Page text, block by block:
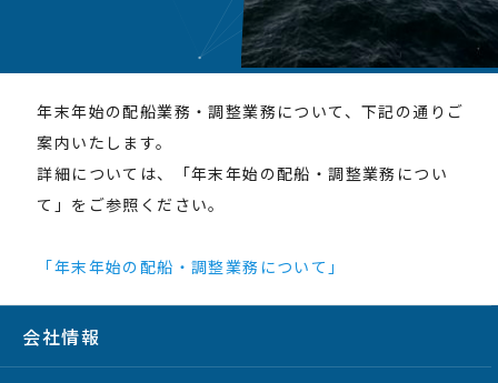
年末年始の配船業務・調整業務について、下記の通りご
案内いたします。
詳細については、「年末年始の配船・調整業務につい
て」をご参照ください。
「年末年始の配船・調整業務について」
会社情報